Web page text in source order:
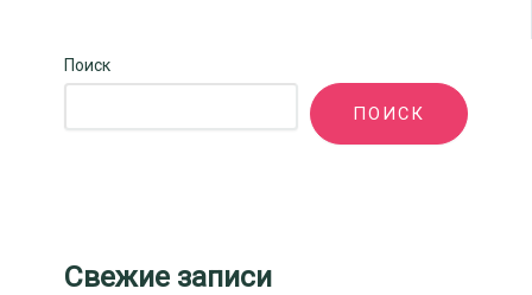
Поиск
ПОИСК
Свежие записи